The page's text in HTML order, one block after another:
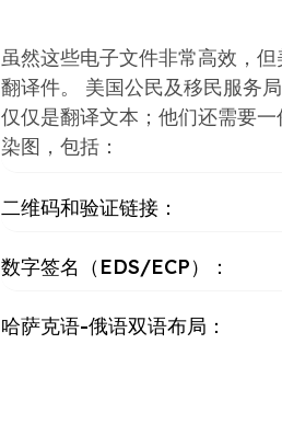
虽然这些电子文件非常高效，
翻译件。 美国公民及移民服务
仅仅是翻译文本；他们还需要
染图，包括：
二维码和验证链接：
数字签名（EDS/ECP）：
哈萨克语-俄语双语布局：